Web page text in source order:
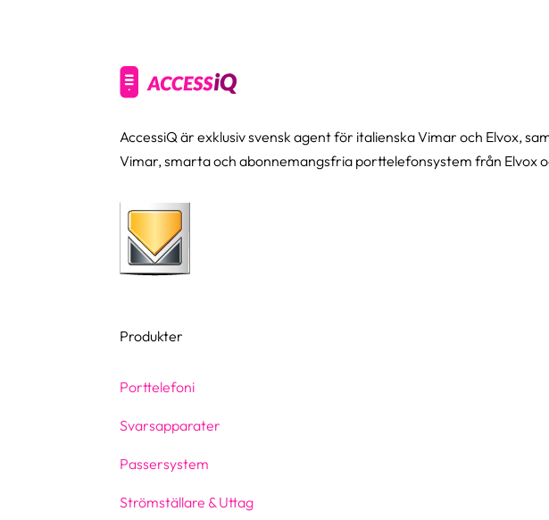
AccessiQ är exklusiv svensk agent för italienska Vimar och Elvox,
Vimar, smarta och abonnemangsfria porttelefonsystem från Elvox
Produkter
Porttelefoni
Svarsapparater
Passersystem
Strömställare & Uttag